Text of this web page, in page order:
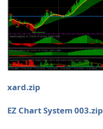
xard.zip
EZ Chart System 003.zip